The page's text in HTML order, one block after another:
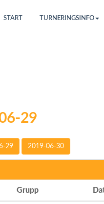
START TURNERINGSINFO
29
29 2019-06-30
Grupp